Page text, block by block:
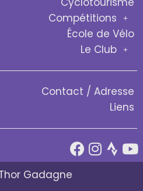
Compétitions
École de Vélo
Le Club
Contact / Adresse
Liens
Gadagne